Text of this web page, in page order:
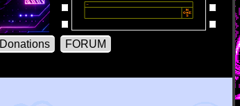
Donations
FORUM